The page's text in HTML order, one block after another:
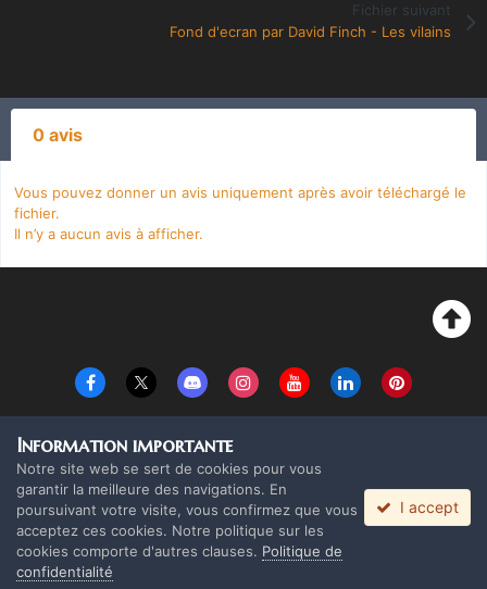
Fichier suivant
Fond d'ecran par David Finch - Les vilains
0 avis
Vous pouvez donner un avis uniquement après avoir téléchargé le
fichier.
Il n’y a aucun avis à afficher.
Copyright Monolith Board Games & The overlord 2016 ©
Powered by Invision Community
Information importante
Notre site web se sert de cookies pour vous
garantir la meilleure des navigations. En
poursuivant votre visite, vous confirmez que vous
acceptez ces cookies. Notre politique sur les
cookies comporte d'autres clauses. Politique de
confidentialité
I accept